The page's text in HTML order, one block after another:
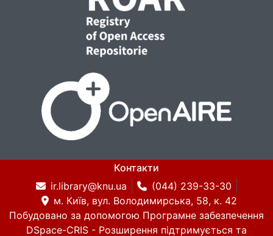
Контакти
ir.library@knu.ua
(044) 239-33-30
м. Київ, вул. Володимирська, 58, к. 42
Побудовано за допомогою Програмне забезпечення
DSpace-CRIS - Розширення підтримується та